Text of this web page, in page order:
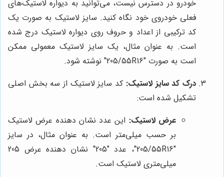
خودرو در دسترس نیست، می‌توانید به دیواره لاستیک‌های
فعلی خودروی خود نگاه کنید. سایز لاستیک به صورت یک
کد ترکیبی از اعداد و حروف روی دیواره لاستیک درج شده
است. به عنوان مثال، یک سایز لاستیک معمولی ممکن
است به صورت "205/55R16" نوشته شود.
درک کد سایز لاستیک: کد سایز لاستیک از سه بخش اصلی
تشکیل شده است:
عرض لاستیک: این عدد نشان دهنده عرض لاستیک
بر حسب میلی‌متر است. به عنوان مثال، در سایز
"205/55R16"، عدد "205" نشان دهنده عرض 205
میلی‌متری لاستیک است.